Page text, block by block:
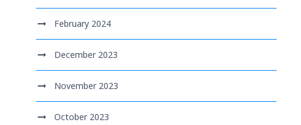
February 2024
December 2023
November 2023
October 2023